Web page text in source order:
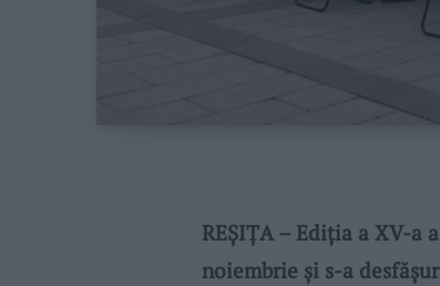
REȘIȚA – Ediția a XV-a
noiembrie și s-a